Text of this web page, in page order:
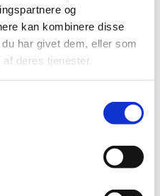
og
kan kombinere disse
har givet dem, eller som
deres tjenester.
inviteres
til at fremsende
af de to temaer.
i henhold til